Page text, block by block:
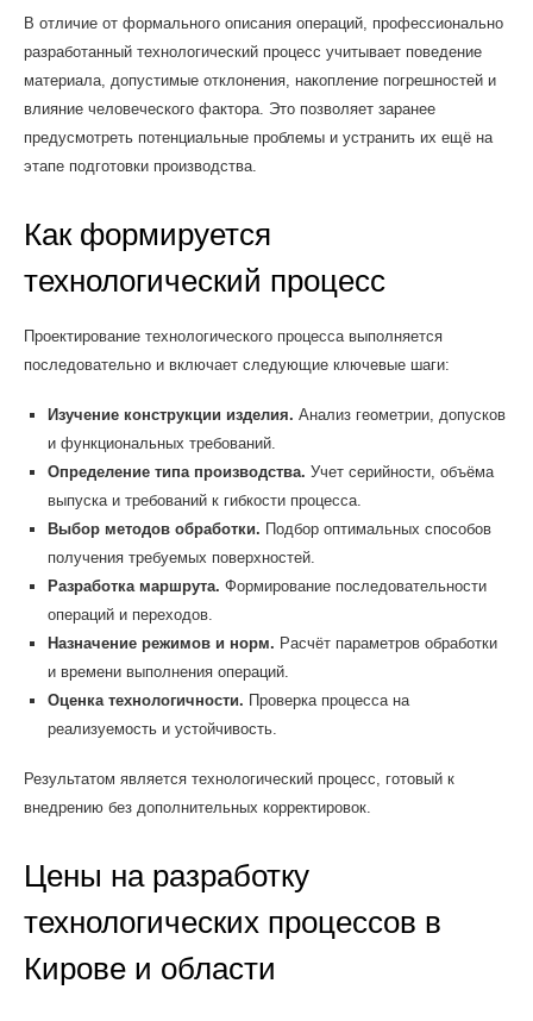
В отличие от формального описания операций, профессионально
разработанный технологический процесс учитывает поведение
материала, допустимые отклонения, накопление погрешностей и
влияние человеческого фактора. Это позволяет заранее
предусмотреть потенциальные проблемы и устранить их ещё на
этапе подготовки производства.
Как формируется
технологический процесс
Проектирование технологического процесса выполняется
последовательно и включает следующие ключевые шаги:
Изучение конструкции изделия. Анализ геометрии, допусков
и функциональных требований.
Определение типа производства. Учет серийности, объёма
выпуска и требований к гибкости процесса.
Выбор методов обработки. Подбор оптимальных способов
получения требуемых поверхностей.
Разработка маршрута. Формирование последовательности
операций и переходов.
Назначение режимов и норм. Расчёт параметров обработки
и времени выполнения операций.
Оценка технологичности. Проверка процесса на
реализуемость и устойчивость.
Результатом является технологический процесс, готовый к
внедрению без дополнительных корректировок.
Цены на разработку
технологических процессов в
Кирове и области